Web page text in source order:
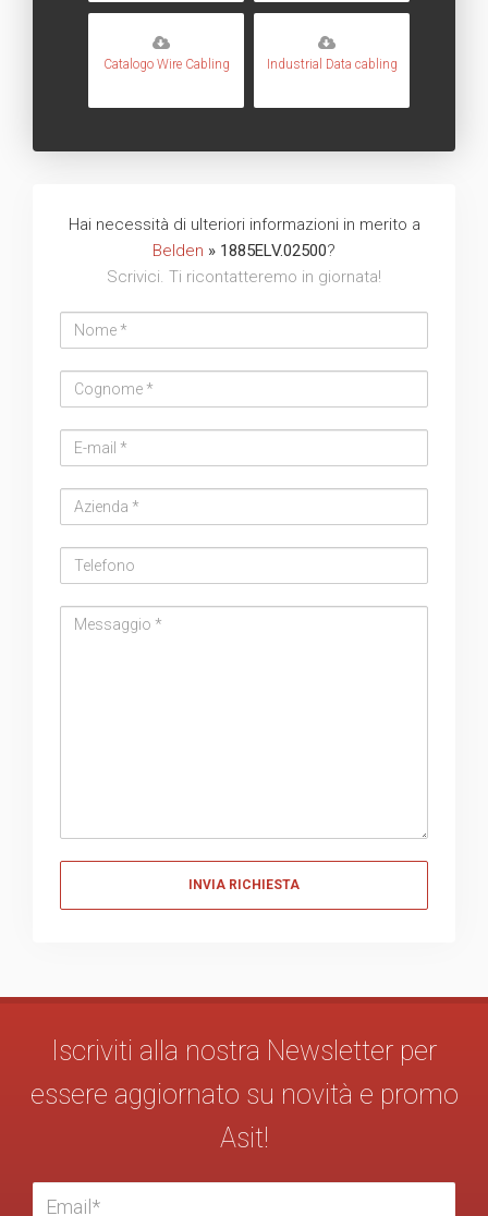
Catalogo Wire Cabling Industrial Data cabling
Hai necessità di ulteriori informazioni in merito a
Belden » 1885ELV.02500?
Scrivici. Ti ricontatteremo in giornata!
address
Iscriviti alla nostra Newsletter per
essere aggiornato su novità e promo
Asit!